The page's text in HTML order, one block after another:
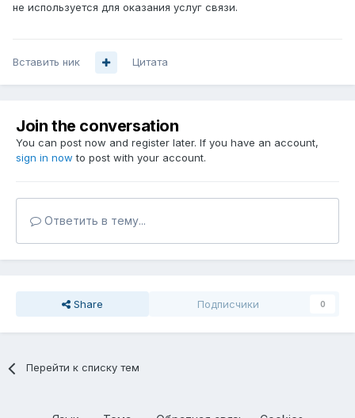
не используется для оказания услуг связи.
Вставить ник Цитата
Join the conversation
You can post now and register later. If you have an account,
sign in now to post with your account.
Ответить в тему...
Share Подписчики 0
Перейти к списку тем